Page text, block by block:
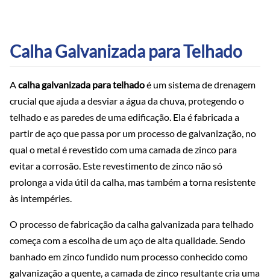
Calha Galvanizada para Telhado
Acalha galvanizada para telhadoé um sistema de drenagem
crucial que ajuda a desviar a água da chuva, protegendo o
telhado e as paredes de uma edificação. Ela é fabricada a
partir de aço que passa por um processo de galvanização, no
qual o metal é revestido com uma camada de zinco para
evitar a corrosão. Este revestimento de zinco não só
prolonga a vida útil da calha, mas também a torna resistente
às intempéries.
O processo de fabricação da calha galvanizada para telhado
começa com a escolha de um aço de alta qualidade. Sendo
banhado em zinco fundido num processo conhecido como
galvanização a quente, a camada de zinco resultante cria uma